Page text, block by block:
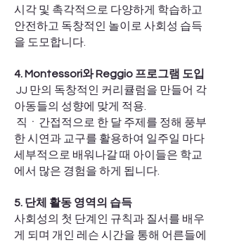
시각 및 촉각적으로 다양하게 학습하고
안전하고 독창적인 놀이로 사회성 습득
을 도모합니다.
4. Montessori와 Reggio 프로그램 도입
JJ 만의 독창적인 커리큘럼을 만들어 각
아동들의 성향에 맞게 적용.
직ㆍ간접적으로 한 달 주제를 정해 풍부
한 시연과 교구를 활용하여 일주일 마다
세부적으로 배워나갈 때 아이들은 학교
에서 많은 경험을 하게 됩니다.
5. 단체 활동 영역의 습득
사회성의 첫 단계인 규칙과 질서를 배우
게 되며 개인 레슨 시간을 통해 어른들에